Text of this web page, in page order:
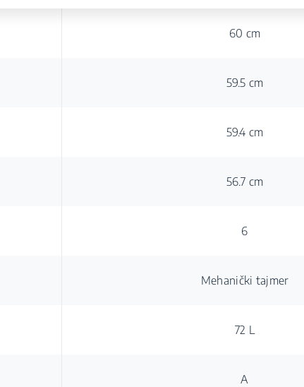
60 cm
59.5 cm
59.4 cm
56.7 cm
6
Mehanički tajmer
72 L
A